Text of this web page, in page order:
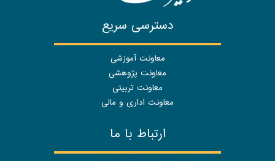
دسترسی سریع
معاونت آموزشی
معاونت پژوهشی
معاونت تربیتی
معاونت اداری و مالی
ارتباط با ما